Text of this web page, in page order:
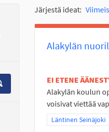
Järjestä ideat:
Alakylän
EI ETENE
Alakylän koulun
voisivat viettää
Rajaa tulokset
Läntinen Seinäjoki